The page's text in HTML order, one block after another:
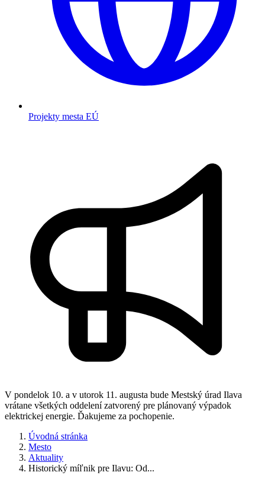
Projekty mesta EÚ
V pondelok 10. a v utorok 11. augusta bude Mestský úrad Ilava
vrátane všetkých oddelení zatvorený pre plánovaný výpadok
elektrickej energie. Ďakujeme za pochopenie.
Úvodná stránka
Mesto
Aktuality
Historický míľnik pre Ilavu: Od...